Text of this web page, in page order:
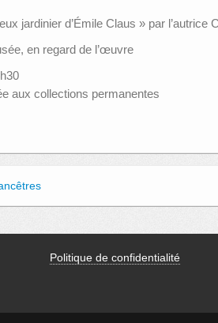
jardinier d’Émile Claus » par l’autrice
en regard de l’œuvre
aux collections permanentes
Politique de confidentialité